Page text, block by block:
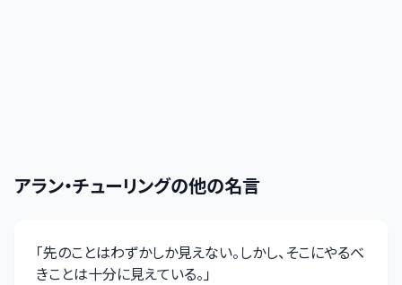
アラン・チューリングの他の名言
「先のことはわずかしか見えない。しかし、そこにやるべ
きことは十分に見えている。」